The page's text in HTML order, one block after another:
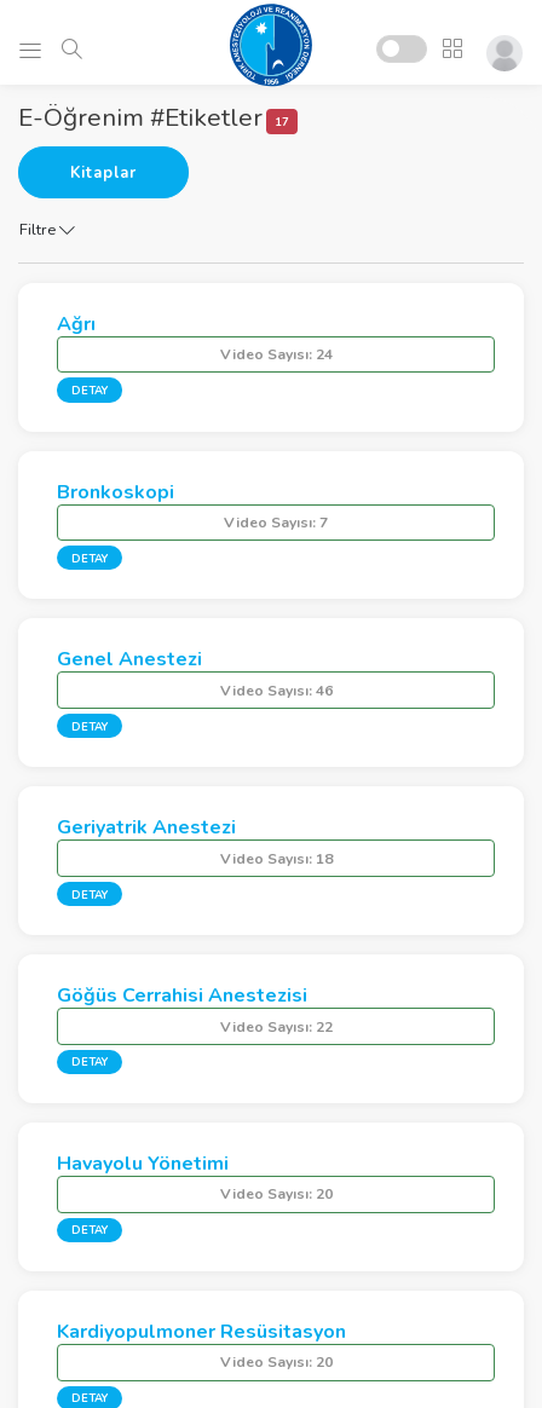
E-Öğrenim #Etiketler 17
Kitaplar
Filtre
Ağrı
Video Sayısı:24
DETAY
Bronkoskopi
Video Sayısı:7
DETAY
Genel Anestezi
Video Sayısı:46
DETAY
Geriyatrik Anestezi
Video Sayısı:18
DETAY
Göğüs Cerrahisi Anestezisi
Video Sayısı:22
DETAY
Havayolu Yönetimi
Video Sayısı:20
DETAY
Kardiyopulmoner Resüsitasyon
Video Sayısı:20
DETAY